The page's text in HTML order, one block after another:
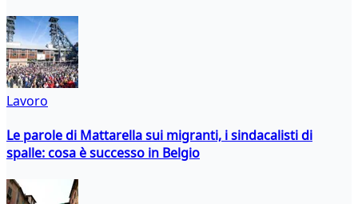
Lavoro
Le parole di Mattarella sui migranti, i sindacalisti di
spalle: cosa è successo in Belgio